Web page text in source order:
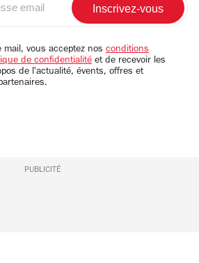
vous acceptez nos conditions
de confidentialité et de recevoir les
de l'actualité, évents, offres et
PUBLICITÉ